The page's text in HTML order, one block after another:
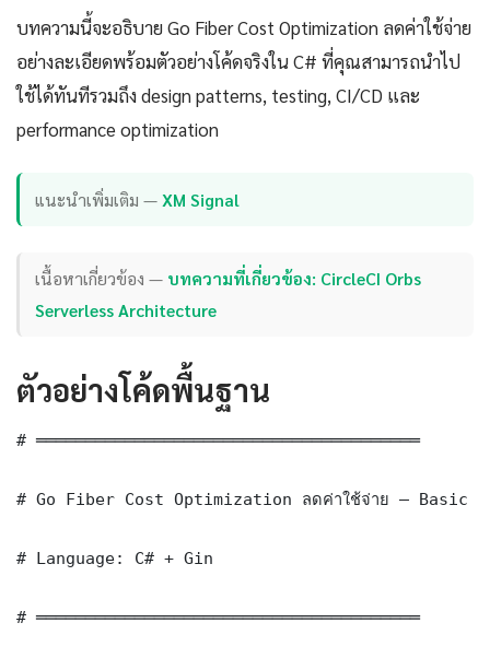
บทความนี้จะอธิบาย Go Fiber Cost Optimization ลดค่าใช้จ่าย
อย่างละเอียดพร้อมตัวอย่างโค้ดจริงใน C# ที่คุณสามารถนำไป
ใช้ได้ทันทีรวมถึง design patterns, testing, CI/CD และ
performance optimization
แนะนำเพิ่มเติม —XM Signal
เนื้อหาเกี่ยวข้อง — บทความที่เกี่ยวข้อง: CircleCI Orbs
Serverless Architecture
ตัวอย่างโค้ดพื้นฐาน
# ═══════════════════════════════════════
# Go Fiber Cost Optimization ลดค่าใช้จ่าย — Basic
# Language: C# + Gin
# ═══════════════════════════════════════